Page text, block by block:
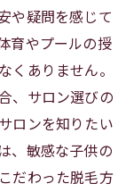
や疑問を感じて
育やプールの授
くありません。
、サロン選びの
ロンを知りたい
、敏感な子供の
だわった脱毛方